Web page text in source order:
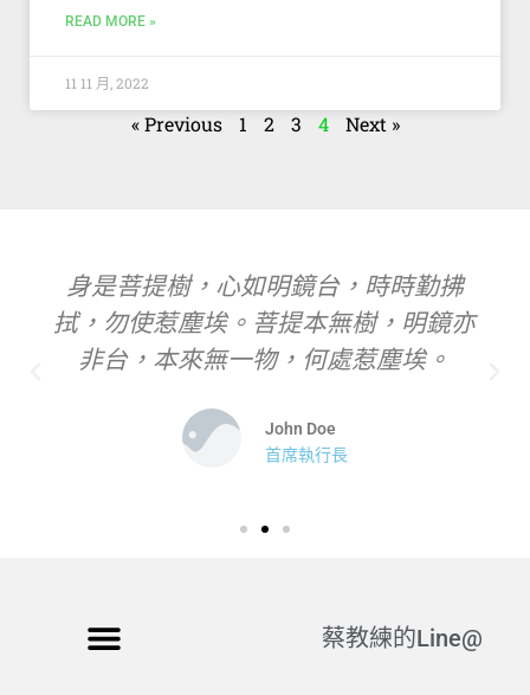
READ MORE »
11 11 月, 2022
« Previous 1 2 3 4 Next »
身是菩提樹，心如明鏡台，時時勤拂
拭，勿使惹塵埃。菩提本無樹，明鏡亦
非台，本來無一物，何處惹塵埃。
John Doe
首席執行長
蔡教練的Line@